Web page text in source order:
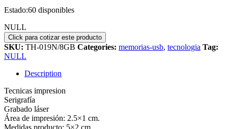
Estado:60 disponibles
NULL
SKU: TH-019N/8GB Categories: memorias-usb, tecnologia Tag:
NULL
Description
Tecnicas impresion
Serigrafía
Grabado láser
Área de impresión: 2.5×1 cm.
Medidas producto: 5×2 cm.